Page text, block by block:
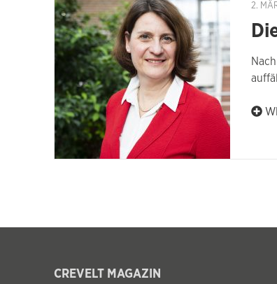
2.
CREVELT MAGAZIN